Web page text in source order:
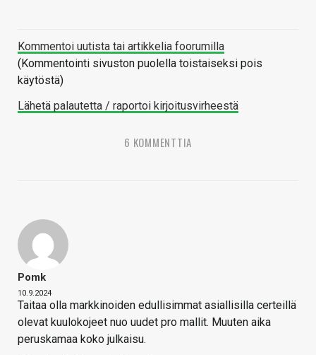
Kommentoi uutista tai artikkelia foorumilla
(Kommentointi sivuston puolella toistaiseksi pois
käytöstä)
Lähetä palautetta / raportoi kirjoitusvirheestä
6 KOMMENTTIA
Pomk
10.9.2024
Taitaa olla markkinoiden edullisimmat asiallisilla certeillä
olevat kuulokojeet nuo uudet pro mallit. Muuten aika
peruskamaa koko julkaisu.